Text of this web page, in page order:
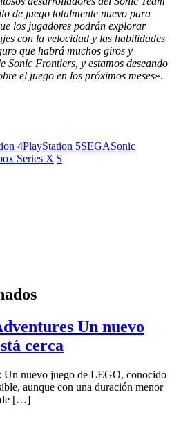
de juego totalmente nuevo para
los jugadores podrán explorar
con la velocidad y las habilidades
que habrá muchos giros y
Sonic Frontiers, y estamos deseando
el juego en los próximos meses».
4PlayStation 5SEGASonic
Series X|S
Un nuevo
cerca
nuevo juego de LEGO, conocido
aunque con una duración menor
de […]